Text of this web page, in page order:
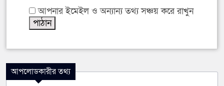
আপনার ইমেইল ও অন্যান্য তথ্য সঞ্চয় করে রাখুন
আপলোডকারীর তথ্য